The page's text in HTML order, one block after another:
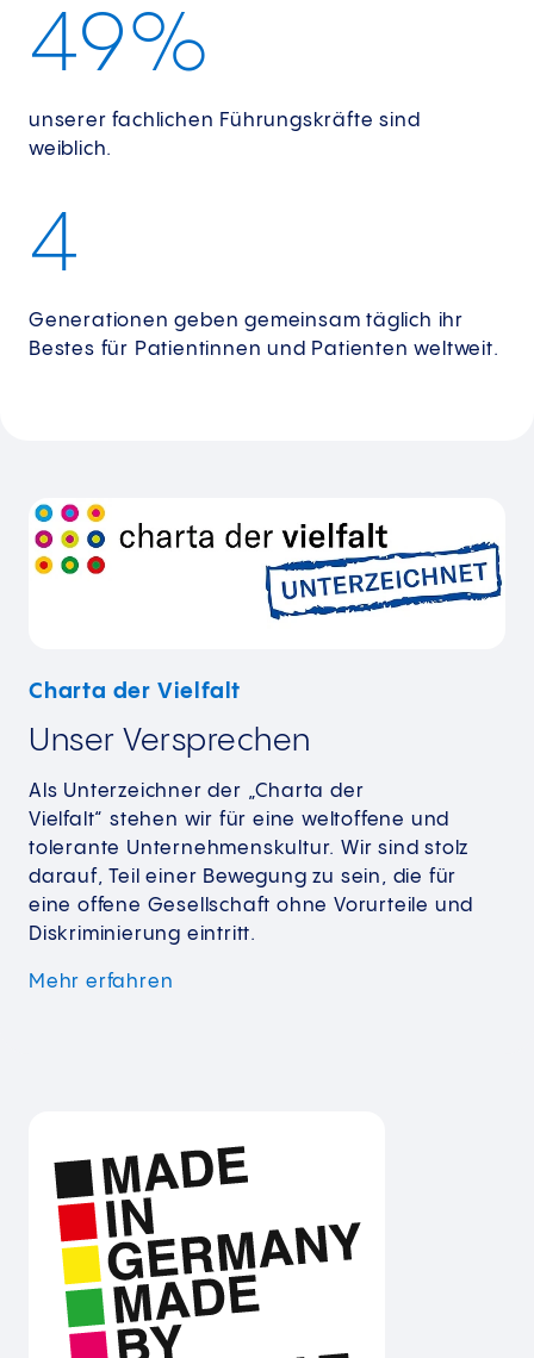
49%
unserer fachlichen Führungskräfte sind
weiblich.
4
Generationen geben gemeinsam täglich ihr
Bestes für Patientinnen und Patienten weltweit.
Charta der Vielfalt
Unser Versprechen
Als Unterzeichner der „Charta der
Vielfalt“ stehen wir für eine weltoffene und
tolerante Unternehmenskultur. Wir sind stolz
darauf, Teil einer Bewegung zu sein, die für
eine offene Gesellschaft ohne Vorurteile und
Diskriminierung eintritt.
Mehr erfahren